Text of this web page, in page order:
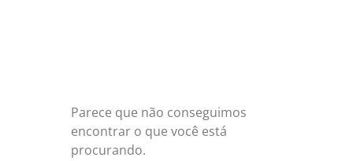
Parece que não conseguimos
encontrar o que você está
procurando.